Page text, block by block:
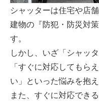
シャッターは住宅や店
建物の『防犯・防災対
す。
しかし、いざ「シャッ
「すぐに対応してもら
い」といった悩みを抱
また、すぐに対応でき